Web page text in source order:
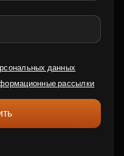
данных
рассылки